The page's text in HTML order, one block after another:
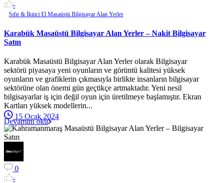
-
Sıfır & İkinci El Masaüstü Bilgisayar Alan Yerler
Karabük Masaüstü Bilgisayar Alan Yerler – Nakit Bilgisayar
Satın
Karabük Masaüstü Bilgisayar Alan Yerler olarak Bilgisayar
sektörü piyasaya yeni oyunların ve görüntü kalitesi yüksek
oyunların ve grafiklerin çıkmasıyla birlikte insanların bilgisayar
sektörüne olan önemi gün geçtikçe artmaktadır. Yeni nesil
bilgisayarlar iş için değil oyun için üretilmeye başlamıştır. Ekran
Kartları yüksek modellerin...
15 Ocak 2024
Devamını oku
0
-